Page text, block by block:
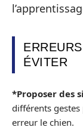
ÉVITER
*Proposer des
différents
erreur le chien.